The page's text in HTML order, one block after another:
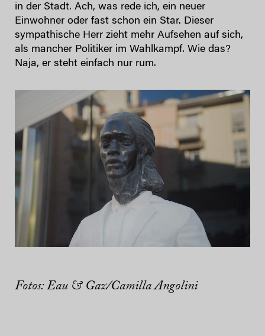
in der Stadt. Ach, was rede ich, ein neuer
Einwohner oder fast schon ein Star. Dieser
sympathische Herr zieht mehr Aufsehen auf sich,
als mancher Politiker im Wahlkampf. Wie das?
Naja, er steht einfach nur rum.
Fotos: Eau & Gaz/Camilla Angolini